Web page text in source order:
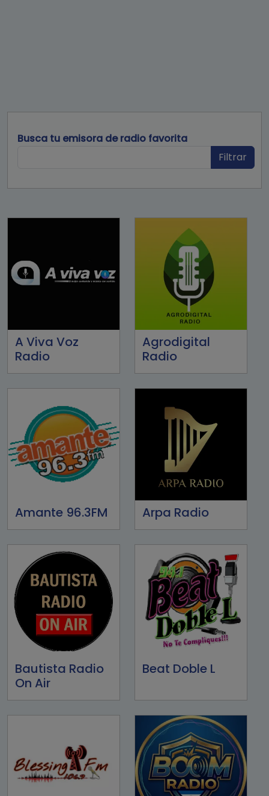
Busca tu emisora de radio favorita
Filtrar
A Viva Voz
Radio
Agrodigital
Radio
Amante 96.3FM Arpa Radio
Bautista Radio
On Air
Beat Doble L